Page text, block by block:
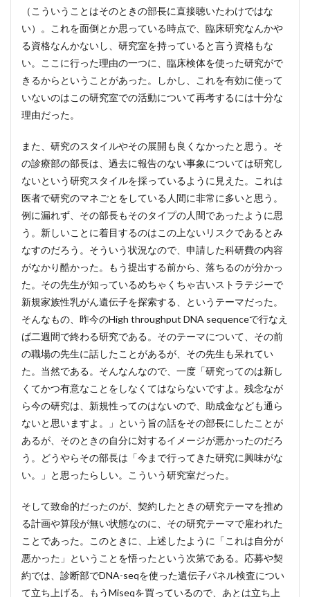
（こういうことはそのときの部長に直接聴いたわけではな
い）。これを面倒とか思っている時点で、臨床研究なんかや
る資格なんかないし、研究室を持っていると言う資格もな
い。ここに行った理由の一つに、臨床検体を使った研究がで
きるからということがあった。しかし、これを有効に使って
いないのはこの研究室での活動について再考するには十分な
理由だった。
また、研究のスタイルやその展開も良くなかったと思う。そ
の診療部の部長は、過去に報告のない事象については研究し
ないという研究スタイルを採っているように見えた。これは
医者で研究のマネごとをしている人間に非常に多いと思う。
例に漏れず、その部長もそのタイプの人間であったように思
う。新しいことに着目するのはこの上ないリスクであるとみ
なすのだろう。そういう状況なので、申請した科研費の内容
がなかり酷かった。もう提出する前から、落ちるのが分かっ
た。その先生が知っているめちゃくちゃ古いストラテジーで
新規家族性乳がん遺伝子を探索する、というテーマだった。
そんなもの、昨今のHigh throughput DNA sequenceで行なえ
ば二週間で終わる研究である。そのテーマについて、その前
の職場の先生に話したことがあるが、その先生も呆れてい
た。当然である。そんなんなので、一度「研究ってのは新し
くてかつ有意なことをしなくてはならないですよ。残念なが
ら今の研究は、新規性ってのはないので、助成金なども通ら
ないと思いますよ。」という旨の話をその部長にしたことが
あるが、そのときの自分に対するイメージが悪かったのだろ
う。どうやらその部長は「今まで行ってきた研究に興味がな
い。」と思ったらしい。こういう研究室だった。
そして致命的だったのが、契約したときの研究テーマを推め
る計画や算段が無い状態なのに、その研究テーマで雇われた
ことであった。このときに、上述したように「これは自分が
悪かった」ということを悟ったという次第である。応募や契
約では、診断部でDNA-seqを使った遺伝子パネル検査につい
て立ち上げる。もうMiseqを買っているので、あとは立ち上